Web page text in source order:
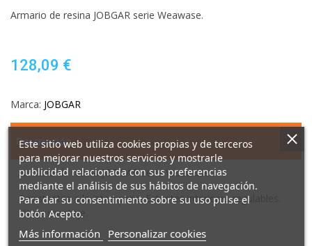
Armario de resina JOBGAR serie Weawase.
128,09 €
Marca: JOBGAR
Descripción
Armario de resina JOBGAR serie Weawase.
Resistentes a la intemperie. Estantes interiores regulables.
Kit de montaje.
Este sitio web utiliza cookies propias y de terceros
para mejorar nuestros servicios y mostrarle
publicidad relacionada con sus preferencias
mediante el análisis de sus hábitos de navegación.
Para dar su consentimiento sobre su uso pulse el
botón Acepto.
Más información
sobre
Personalizar cookies